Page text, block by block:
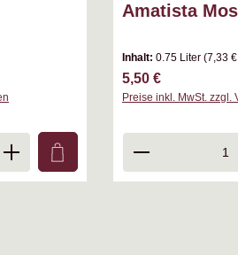
Anzahl zu erhöhen
benutze die
den gewünschten
Amatista
Inhalt:0.75 Liter(7,33
Regulärer Preis:
5,50 €
Preise inkl. MwSt. zzgl.
Produkt